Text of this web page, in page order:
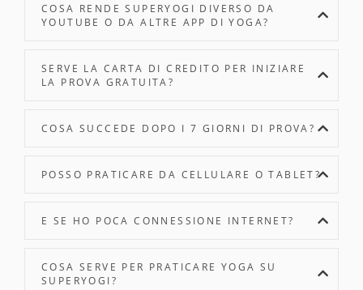
COSA RENDE SUPERYOGI DIVERSO DA
YOUTUBE O DA ALTRE APP DI YOGA?
SERVE LA CARTA DI CREDITO PER INIZIARE
LA PROVA GRATUITA?
COSA SUCCEDE DOPO I 7 GIORNI DI PROVA?
POSSO PRATICARE DA CELLULARE O TABLET?
E SE HO POCA CONNESSIONE INTERNET?
COSA SERVE PER PRATICARE YOGA SU
SUPERYOGI?